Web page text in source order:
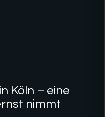
Köln – eine
nimmt